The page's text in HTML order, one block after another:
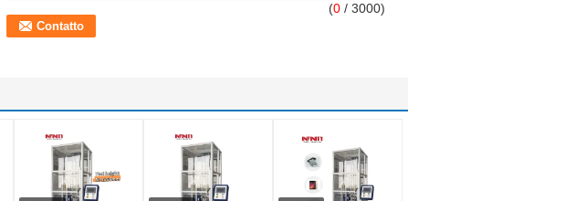
(0 / 3000)